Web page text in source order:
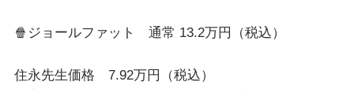
🍿ジョールファット 通常 13.2万円（税込）
住永先生価格 7.92万円（税込）